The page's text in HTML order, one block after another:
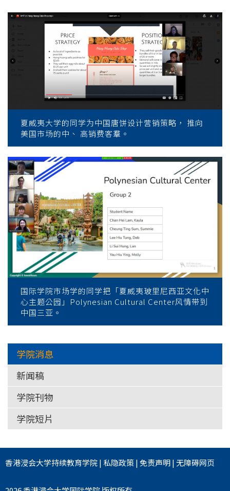
夏威夷大学的同学为中国唐饼设计营销策略， 推向
美国市场的中、 高销费客羣。
国际学院市场学的同学把「夏威夷玻里尼西亚文化中
心主题公园」Polynesian Cultural Center风情带到
中国三亚。
学院消息
新闻稿
学院刊物
学院短片
香港浸会大学持续教育学院| 私隐政策|免责声明|无障碍网页